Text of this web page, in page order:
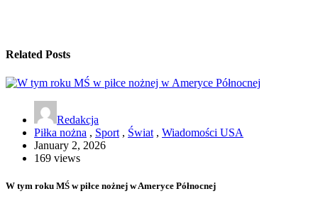
Related Posts
Redakcja
Piłka nożna , Sport , Świat , Wiadomości USA
January 2, 2026
169 views
W tym roku MŚ w piłce nożnej w Ameryce Północnej